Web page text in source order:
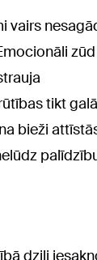
vairs
zūd
tikt
bieži